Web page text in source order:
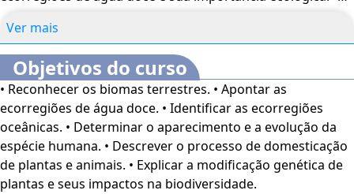
oceânicas e suas interações com o meio ambiente.
Biogeografia Cultural•Espécie humana: gênese e
evolução- Determinação do aparecimento e evolução da
espécie humana. •Domesticação de plantas e animais
Descrição do processo de domesticação e suas
implicações. •Modificação genética de plantas e
biodiversidade- Explicação dos impactos da modificação
genética de plantas na biodiversidade.
Ver mais
Objetivos do curso
• Reconhecer os biomas terrestres. • Apontar as
ecorregiões de água doce. • Identificar as ecorregiões
oceânicas. • Determinar o aparecimento e a evolução da
espécie humana. • Descrever o processo de domesticação
de plantas e animais. • Explicar a modificação genética de
plantas e seus impactos na biodiversidade.